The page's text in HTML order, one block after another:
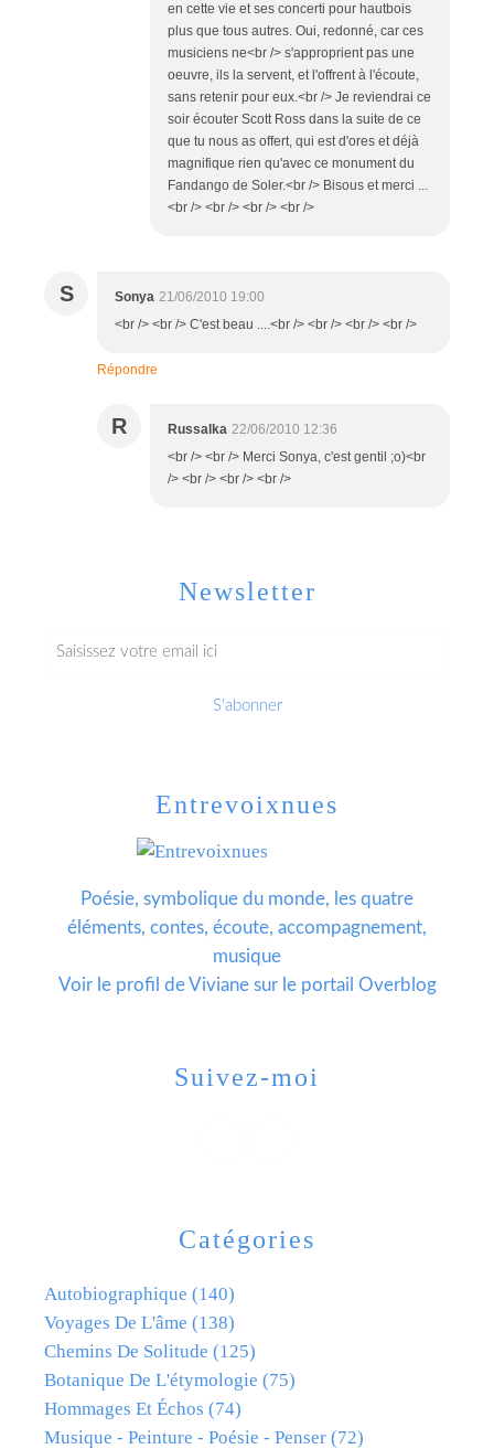
en cette vie et ses concerti pour hautbois
plus que tous autres. Oui, redonné, car ces
musiciens ne<br /> s'approprient pas une
oeuvre, ils la servent, et l'offrent à l'écoute,
sans retenir pour eux.<br /> Je reviendrai ce
soir écouter Scott Ross dans la suite de ce
que tu nous as offert, qui est d'ores et déjà
magnifique rien qu'avec ce monument du
Fandango de Soler.<br /> Bisous et merci ...
<br /> <br /> <br /> <br />
S Sonya 21/06/2010 19:00
<br /> <br /> C'est beau ....<br /> <br /> <br /> <br />
Répondre
R Russalka 22/06/2010 12:36
<br /> <br /> Merci Sonya, c'est gentil ;o)<br
/> <br /> <br /> <br />
Newsletter
Catégories
Autobiographique (140)
Voyages De L'âme (138)
Chemins De Solitude (125)
Botanique De L'étymologie (75)
Hommages Et Échos (74)
Musique - Peinture - Poésie - Penser (72)
Entrevoixnues
Poésie, symbolique du monde, les quatre
éléments, contes, écoute, accompagnement,
musique
Voir le profil deVivianesur le portail Overblog
Suivez-moi